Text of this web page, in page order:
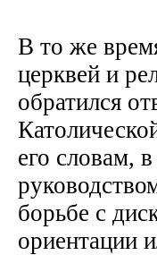
В то же
церквей и
обратился
его словам,
борьбе с
ориентации